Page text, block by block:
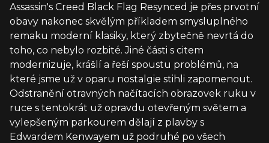
Assassin's Creed Black Flag Resynced je přes prvotní
obavy nakonec skvělým příkladem smysluplného
remaku moderní klasiky, který zbytečně nevrtá do
toho, co nebylo rozbité. Jiné části s citem
modernizuje, krášlí a řeší spoustu problémů, na
které jsme už v oparu nostalgie stihli zapomenout.
Odstranění otravných načítacích obrazovek ruku v
ruce s tentokrát už opravdu otevřeným světem a
vylepšeným parkourem dělají z plavby s
Edwardem Kenwayem už podruhé po všech